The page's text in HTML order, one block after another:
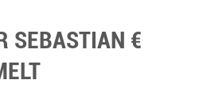
SEBASTIAN €